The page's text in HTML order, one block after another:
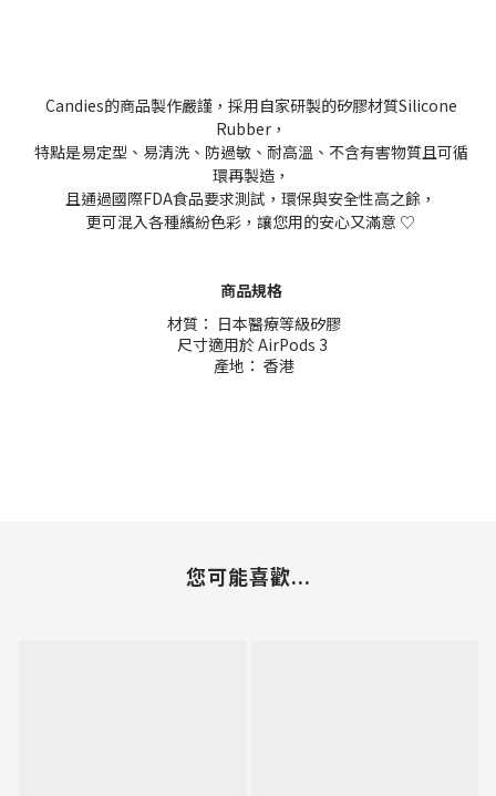
Candies的商品製作嚴謹，採用自家研製的矽膠材質Silicone
Rubber，
特點是易定型、易清洗、防過敏、耐高溫、不含有害物質且可循
環再製造，
且通過國際FDA食品要求測試，環保與安全性高之餘，
更可混入各種繽紛色彩，讓您用的安心又滿意 ♡
商品規格
材質： 日本醫療等級矽膠
尺寸適用於 AirPods 3
產地： 香港
您可能喜歡...